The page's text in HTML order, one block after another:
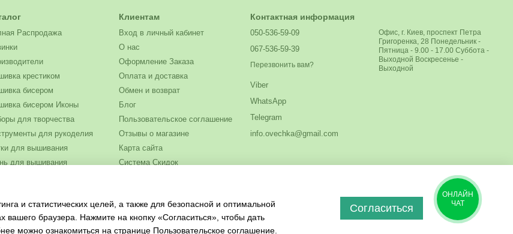
Распродажа
крестиком
бисером
бисером Иконы
для творчества
для рукоделия
для вышивания
для вышивания
и текстиль
для рукоделия
Клиентам
Вход в личный кабинет
О нас
Оформление Заказа
Оплата и доставка
Обмен и возврат
Блог
Пользовательское соглашение
Отзывы о магазине
Карта сайта
Система Скидок
Контактная информация
050-536-59-09
067-536-59-39
Перезвонить вам?
Viber
WhatsApp
Telegram
info.ovechka@gmail.com
Офис, г. Киев, проспект Петра
Григоренка, 28 Понедельник -
Пятница - 9.00 - 17.00 Суббота -
Выходной Воскресенье -
Выходной
и статистических целей, а также для безопасной и оптимальной
вашего браузера. Нажмите на кнопку «Согласиться», чтобы дать
можно ознакомиться на странице Пользовательское соглашение
Согласиться
ОНЛАЙН
ЧАТ